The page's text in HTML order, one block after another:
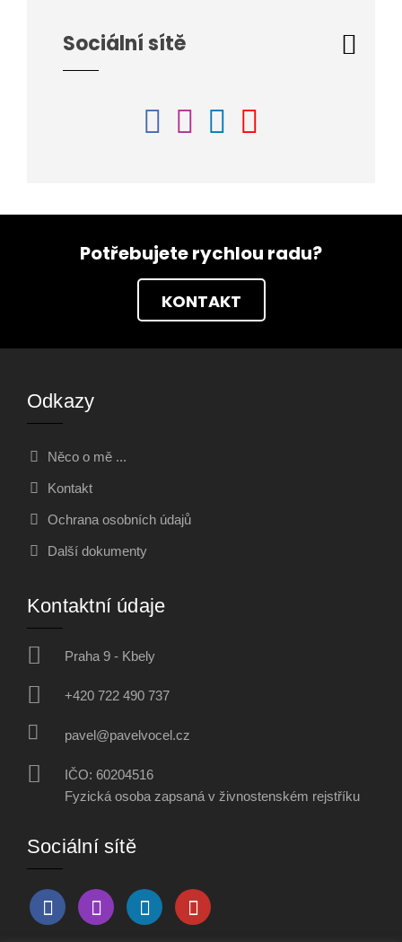
Sociální sítě
Potřebujete rychlou radu?
KONTAKT
Odkazy
Něco o mě ...
Kontakt
Ochrana osobních údajů
Další dokumenty
Kontaktní údaje
Praha 9 - Kbely
+420 722 490 737
pavel@pavelvocel.cz
IČO: 60204516
Fyzická osoba zapsaná v živnostenském rejstříku
Sociální sítě